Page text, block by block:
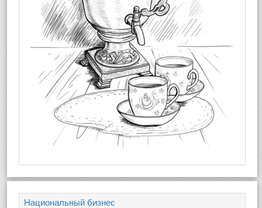
Национальный бизнес